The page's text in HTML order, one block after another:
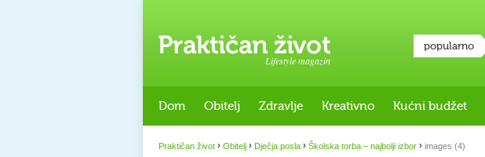
Lifestyle magazin
popularno
Dom Obitelj Zdravlje Kreativno Kućni budžet
Praktičan život › Obitelj › Dječja posla › Školska torba – najbolji izbor › images (4)